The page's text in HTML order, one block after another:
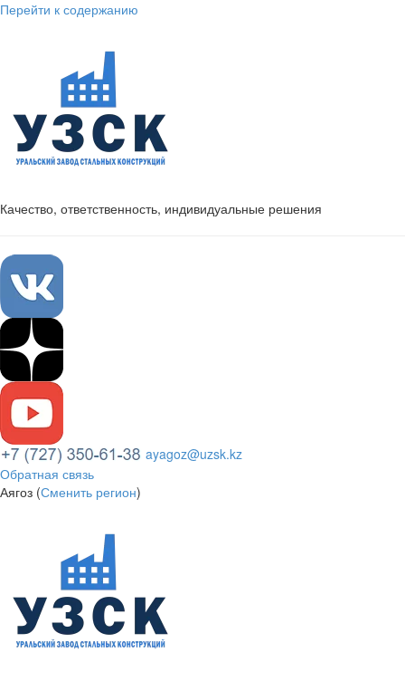
Перейти к содержанию
Качество, ответственность, индивидуальные решения
ayagoz@uzsk.kz
Обратная связь
Аягоз (Сменить регион)